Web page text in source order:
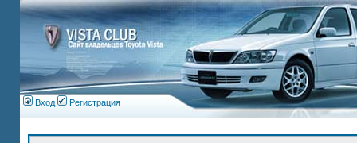
Вход Регистрация